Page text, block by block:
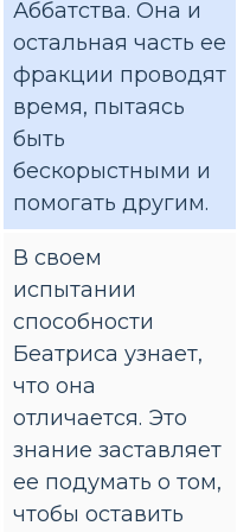
Аббатства. Она и
остальная часть ее
фракции проводят
время, пытаясь
быть
бескорыстными и
помогать другим.
В своем
испытании
способности
Беатриса узнает,
что она
отличается. Это
знание заставляет
ее подумать о том,
чтобы оставить